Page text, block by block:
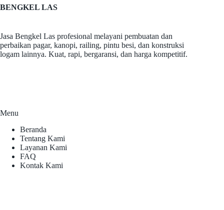
BENGKEL LAS
Jasa Bengkel Las profesional melayani pembuatan dan
perbaikan pagar, kanopi, railing, pintu besi, dan konstruksi
logam lainnya. Kuat, rapi, bergaransi, dan harga kompetitif.
Menu
Beranda
Tentang Kami
Layanan Kami
FAQ
Kontak Kami